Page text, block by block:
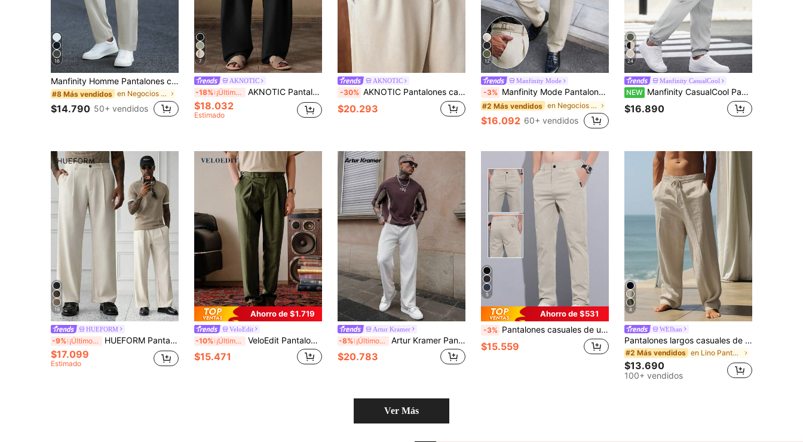
16
Manfinity Homme Pantalones casuales rectos con bolsillo y cordón en la cintura, unicolor, para otoño
#8 Más vendidos en Negocios - Desplazamientos de negocios Pantalon
$14.790 50+ vendidos
7
AKNOTIC
-18% ¡Últimos 3 días AKNOTIC Pantalones de cintura alta y pierna ancha con frente plisado para hombres. Pantalones holgados de verano para playa, vacaciones, resort y uso casual. Ligeros & transpirables, fútbol
$18.032
Estimado
AKNOTIC
-30% AKNOTIC Pantalones casuales de vestir con bolsillo plisado de unicolor para hombres
$20.293
12
Manfinity Mode
-3% Manfinity Mode Pantalones casuales y formales de pierna recta con pliegues y bolsillos, unicolor, para otoño
#2 Más vendidos en Negocios - Desplazamientos de negocios Pantalon
$16.092 60+ vendidos
24
Manfinity CasualCool
NEW Manfinity CasualCool Pantalones jogger cargo de varios bolsillos gris claro casual para hombre maduro
$16.890
19
HUEFORM
-9% ¡Últimos 3 días HUEFORM Pantalones largos casuales de estilo blanco para hombre, primavera/verano
$17.099
Estimado
Ahorro de $1.719
VeloEdit
-10% ¡Últimos 3 días VeloEdit Pantalones de hombre verde militar sólido tejido, con botones, bolsillos, cierre frontal con botones, primavera/otoño, pantalones, cómodos, casuales, para capas, uso diario, regalo para padre/esposo
$15.471
Artur Kramer
-8% ¡Últimos 3 días Artur Kramer Pantalones rectos y relajados de estilo casual para hombre, para el otoño
$20.783
5
Ahorro de $531
-3% Pantalones casuales de unicolor con bolsillos y corte entallado para hombres
$15.559
8
WEIhan
Pantalones largos casuales de lino para hombre, primavera/verano, delgados y transpirables, estilo hip-hop, lounge y deportivos, de pierna recta, color liso, estilo hawaiano para playa y vacaciones, Vacationcore
#2 Más vendidos en Lino Pantalones de hombre
$13.690
100+ vendidos
Ver Más